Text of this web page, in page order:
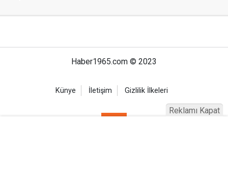
Haber1965.com © 2023
Künye İletişim Gizlilik İlkeleri
Reklamı Kapat